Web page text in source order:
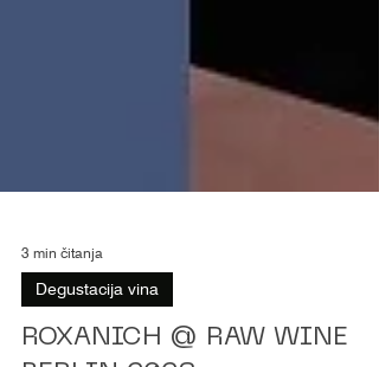
3 min čitanja
Degustacija vina